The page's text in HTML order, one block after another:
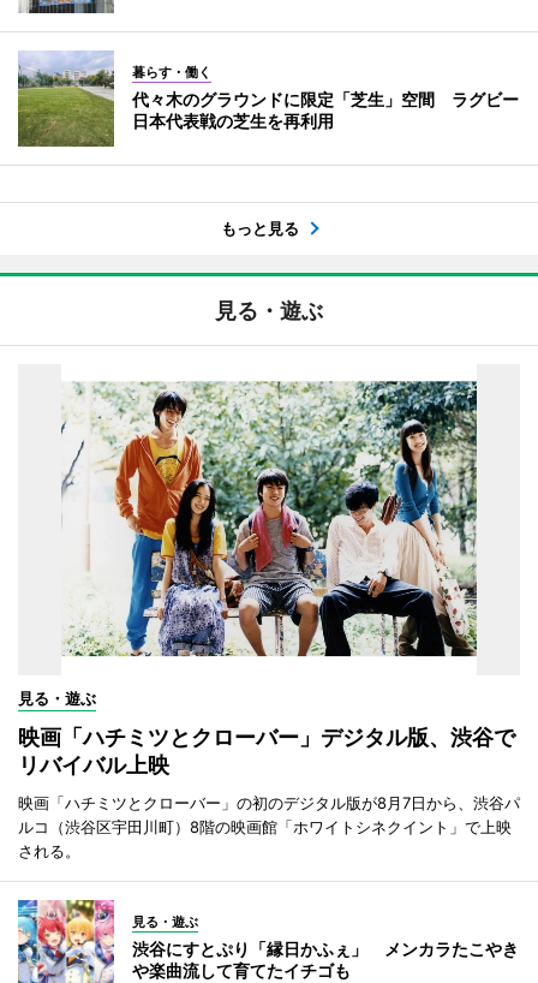
暮らす・働く
代々木のグラウンドに限定「芝生」空間 ラグビー
日本代表戦の芝生を再利用
もっと見る
見る・遊ぶ
見る・遊ぶ
映画「ハチミツとクローバー」デジタル版、渋谷で
リバイバル上映
映画「ハチミツとクローバー」の初のデジタル版が8月7日から、渋谷パ
ルコ（渋谷区宇田川町）8階の映画館「ホワイトシネクイント」で上映
される。
見る・遊ぶ
渋谷にすとぷり「縁日かふぇ」 メンカラたこやき
や楽曲流して育てたイチゴも